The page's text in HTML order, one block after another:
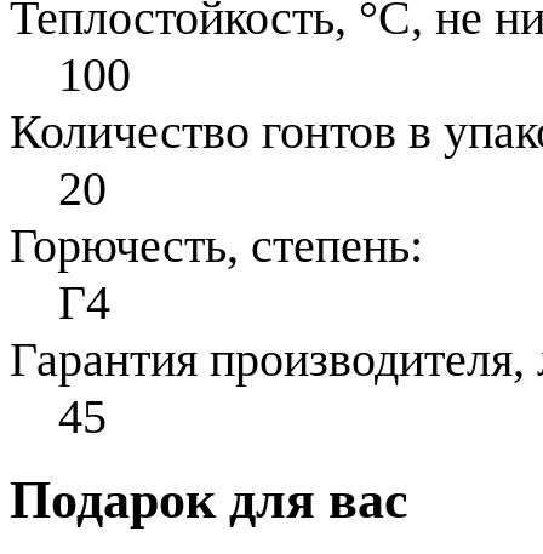
Теплостойкость, °С, не
100
Количество гонтов в
20
Горючесть, степень:
Г4
Гарантия производителя,
45
Подарок для вас